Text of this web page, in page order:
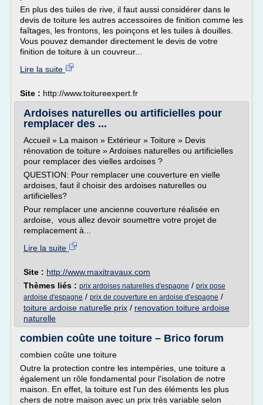
En plus des tuiles de rive, il faut aussi considérer dans le
devis de toiture les autres accessoires de finition comme les
faîtages, les frontons, les poinçons et les tuiles à douilles.
Vous pouvez demander directement le devis de votre
finition de toiture à un couvreur...
Lire la suite
Site : http://www.toitureexpert.fr
Ardoises naturelles ou artificielles pour
remplacer des ...
Accueil » La maison » Extérieur » Toiture » Devis
rénovation de toiture » Ardoises naturelles ou artificielles
pour remplacer des vielles ardoises ?
QUESTION: Pour remplacer une couverture en vielle
ardoises, faut il choisir des ardoises naturelles ou
artificielles?
Pour remplacer une ancienne couverture réalisée en
ardoise, vous allez devoir soumettre votre projet de
remplacement à...
Lire la suite
Site : http://www.maxitravaux.com
Thèmes liés : prix ardoises naturelles d'espagne / prix pose
ardoise d'espagne / prix de couverture en ardoise d'espagne /
toiture ardoise naturelle prix / renovation toiture ardoise
naturelle
combien coûte une toiture – Brico forum
combien coûte une toiture
Outre la protection contre les intempéries, une toiture a
également un rôle fondamental pour l'isolation de notre
maison. En effet, la toiture est l'un des éléments les plus
chers de notre maison avec un prix très variable selon